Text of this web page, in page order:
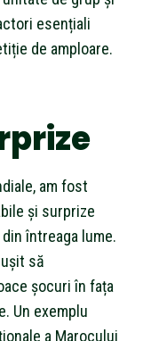
esențiali
de amploare.
am fost
și surprize
întreaga lume.
să
șocuri în fața
Un exemplu
a Marocului